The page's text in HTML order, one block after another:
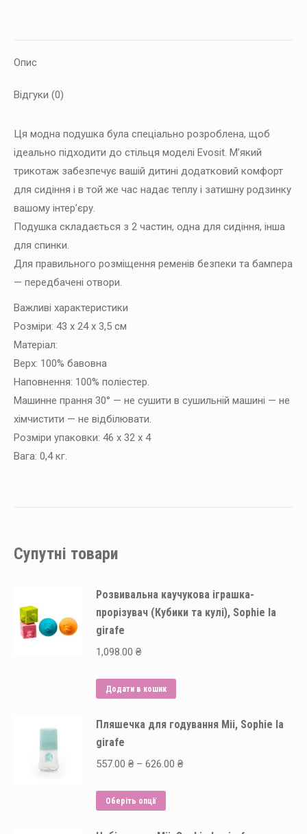
-
кількість
Опис
Відгуки (0)
Ця модна подушка була спеціально розроблена, щоб
ідеально підходити до стільця моделі Evosit. М’який
трикотаж забезпечує вашій дитині додатковий комфорт
для сидіння і в той же час надає теплу і затишну родзинку
вашому інтер’єру.
Подушка складається з 2 частин, одна для сидіння, інша
для спинки.
Для правильного розміщення ременів безпеки та бампера
— передбачені отвори.
Важливі характеристики
Розміри: 43 х 24 х 3,5 см
Матеріал:
Верх: 100% бавовна
Наповнення: 100% поліестер.
Машинне прання 30° — не сушити в сушильній машині — не
хімчистити — не відбілювати.
Розміри упаковки: 46 х 32 х 4
Вага: 0,4 кг.
Супутні товари
Розвивальна каучукова іграшка-
прорізувач (Кубики та кулі), Sophie la
girafe
1,098.00 ₴
Додати в кошик
Пляшечка для годування Mii, Sophie la
girafe
557.00 ₴ – 626.00 ₴Price
Оберіть опції